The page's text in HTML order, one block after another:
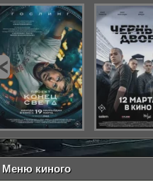
Меню киного